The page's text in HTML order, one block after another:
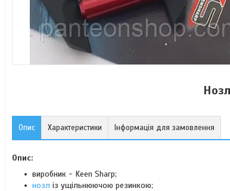
Опис Характеристики Інформація для замовлення
Опис:
виробник - Keen Sharp;
нозл із ущільнюючою резинкою;